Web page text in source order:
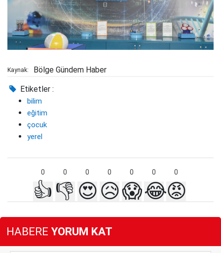
Kaynak: Bölge Gündem Haber
Etiketler :
bilim
eğitim
çocuk
yerel
0 0 0 0 0 0 0
👍 👎 😍😥😱😂😡
HABERE YORUM KAT